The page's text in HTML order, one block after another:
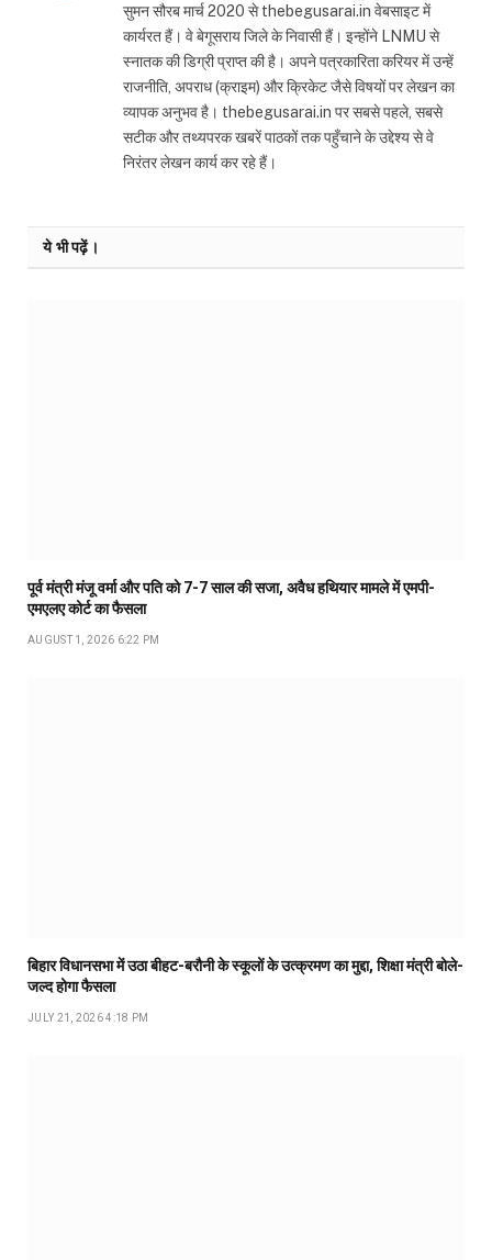
सुमन सौरब मार्च 2020 से thebegusarai.in वेबसाइट में
कार्यरत हैं। वे बेगूसराय जिले के निवासी हैं। इन्होंने LNMU से
स्नातक की डिग्री प्राप्त की है। अपने पत्रकारिता करियर में उन्हें
राजनीति, अपराध (क्राइम) और क्रिकेट जैसे विषयों पर लेखन का
व्यापक अनुभव है। thebegusarai.in पर सबसे पहले, सबसे
सटीक और तथ्यपरक खबरें पाठकों तक पहुँचाने के उद्देश्य से वे
निरंतर लेखन कार्य कर रहे हैं।
ये भी पढ़ें।
पूर्व मंत्री मंजू वर्मा और पति को 7-7 साल की सजा, अवैध हथियार मामले में एमपी-
एमएलए कोर्ट का फैसला
AUGUST 1, 2026 6:22 PM
बिहार विधानसभा में उठा बीहट-बरौनी के स्कूलों के उत्क्रमण का मुद्दा, शिक्षा मंत्री बोले-
जल्द होगा फैसला
JULY 21, 2026 4:18 PM